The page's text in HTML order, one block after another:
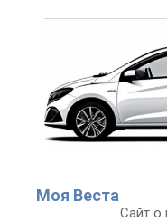
Моя Веста
Сайт о